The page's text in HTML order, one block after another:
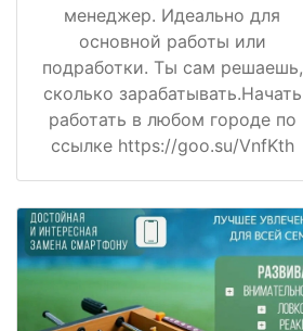
менеджер. Идеально для
основной работы или
подработки. Ты сам решаешь,
сколько зарабатывать.Начать
работать в любом городе по
ссылке https://goo.su/VnfKth